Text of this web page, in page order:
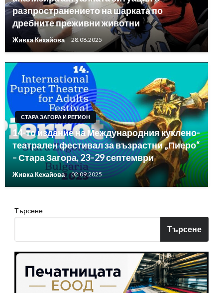
разпространението на шарката по
дребните преживни животни
Живка Кехайова 28.08.2025
СТАРА ЗАГОРА И РЕГИОН
14-то издание на Международния куклено-
театрален фестивал за възрастни „Пиеро“
– Стара Загора, 23–29 септември
Живка Кехайова 02.09.2025
Търсене
Търсене